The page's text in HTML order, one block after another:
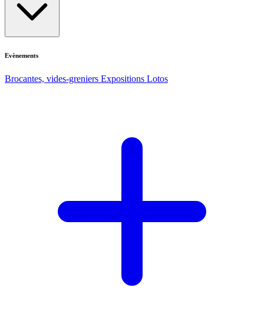
Evènements
Brocantes, vides-greniers Expositions Lotos